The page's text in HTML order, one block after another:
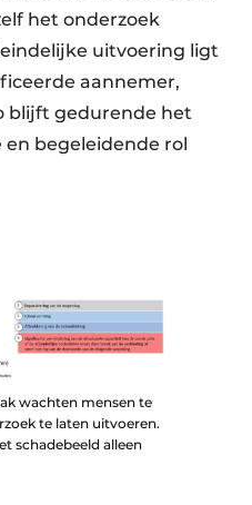
het onderzoek
uitvoering ligt
aannemer,
blijft gedurende het
begeleidende rol
wachten mensen te
te laten uitvoeren.
schadebeeld alleen